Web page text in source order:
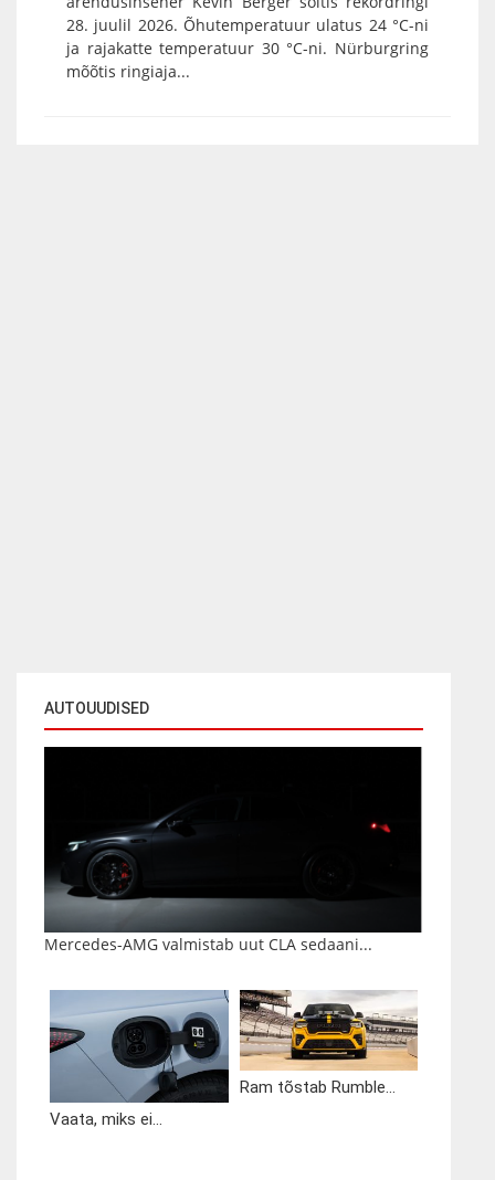
AUTOUUDISED
Mercedes-AMG valmistab uut CLA sedaani...
Vaata, miks ei...
Ram tõstab Rumble...
28. juulil 2026. Õhutemperatuur ulatus 24 °C-ni
ja rajakatte temperatuur 30 °C-ni. Nürburgring
mõõtis ringiaja...